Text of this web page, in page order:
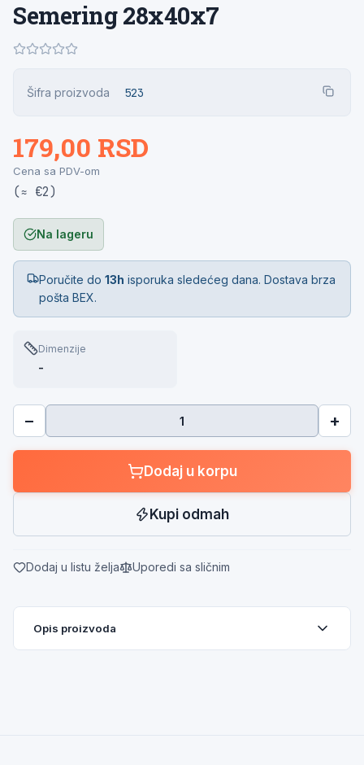
Semering 28x40x7
Šifra proizvoda 523
179,00 RSD
Cena sa PDV-om
(≈ €2)
Na lageru
Poručite do13h isporuka sledećeg dana. Dostava brza
pošta BEX.
Dimenzije
-
− +
Dodaj u korpu
Kupi odmah
Dodaj u listu želja Uporedi sa sličnim
Opis proizvoda